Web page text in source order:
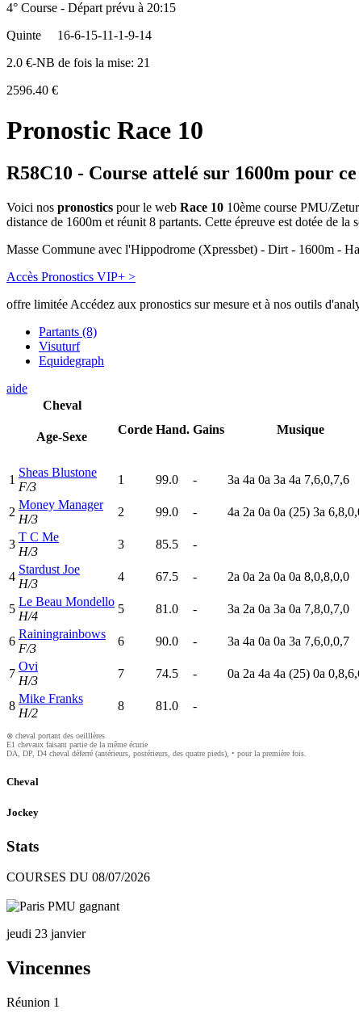
4° Course - Départ prévu à 20:15
Quinte
16-6-15-11-1-9-14
2.0 €-NB de fois la mise: 21
2596.40 €
Pronostic Race 10
R58C10 - Course attelé sur 1600m pour
Voici nos pronostics pour le web Race 10 10ème course PMU/
distance de 1600m et réunit 8 partants. Cette épreuve est dotée de la
Masse Commune avec l'Hippodrome (Xpressbet) - Dirt - 1600m -
Accès Pronostics VIP+ >
offre limitée Accédez aux pronostics sur mesure et à nos outils
Partants (8)
Visuturf
Equidegraph
aide
Cheval
Age-Sexe
Corde Hand. Gains Musique
1
Sheas Blustone
F/3
1 99.0 - 3a 4a 0a 3a 4a 7,6,0,7,6
2
Money Manager
H/3
2 99.0 - 4a 2a 0a 0a (25) 3a
3
T C Me
H/3
3 85.5 -
4
Stardust Joe
H/3
4 67.5 - 2a 0a 2a 0a 0a 8,0,8,0,0
5
Le Beau Mondello
H/4
5 81.0 - 3a 2a 0a 3a 0a 7,8,0,7,0
6
Rainingrainbows
F/3
6 90.0 - 3a 4a 0a 0a 3a 7,6,0,0,7
7
Ovi
H/3
7 74.5 - 0a 2a 4a 4a (25) 0a
8
Mike Franks
H/2
8 81.0 -
⊗ cheval portant des oeilllères
E1 chevaux faisant partie de la même écurie
DA, DP, D4 cheval déferré (antérieurs, postérieurs, des quatre pieds), • pour la première fois.
Cheval
Jockey
Stats
COURSES DU 08/07/2026
jeudi 23 janvier
Vincennes
Réunion 1